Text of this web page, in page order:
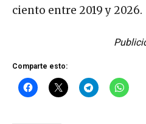
ciento entre 2019 y 2026.
Comparte esto: